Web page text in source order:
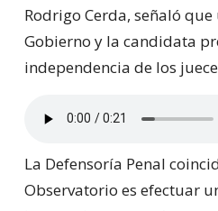
Rodrigo Cerda, señaló
Gobierno y la candidata
independencia de los
La Defensoría Penal
Observatorio es efectuar